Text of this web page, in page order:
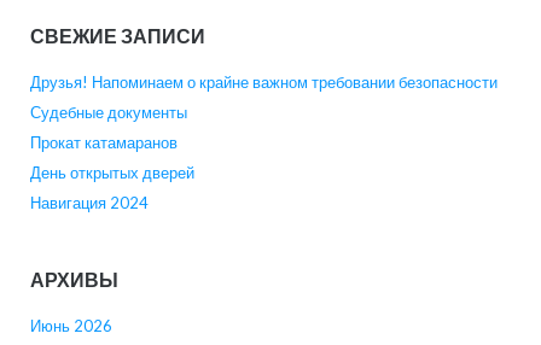
СВЕЖИЕ ЗАПИСИ
Друзья! Напоминаем о крайне важном требовании безопасности
Судебные документы
Прокат катамаранов
День открытых дверей
Навигация 2024
АРХИВЫ
Июнь 2026